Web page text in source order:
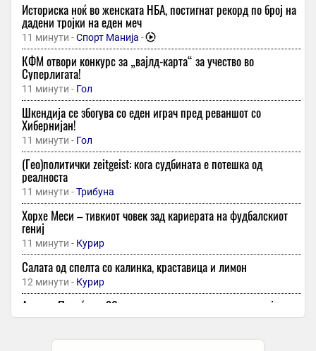
Историска ноќ во женската НБА, постигнат рекорд по број на
дадени тројки на еден меч
11 минути -Спорт Манија -
КФМ отвори конкурс за „вајлд-карта“ за учество во
Суперлигата!
11 минути - Гол
Шкендија се збогува со еден играч пред реваншот со
Хибернијан!
11 минути - Гол
(Гео)политички zeitgeist: кога судбината е потешка од
реалноста
11 минути -Трибуна
Хорхе Меси – тивкиот човек зад кариерата на фудбалскиот
гениј
11 минути - Курир
Салата од спелта со калинка, краставица и лимон
12 минути - Курир
Акцент: Повеќе од 30 години искуство во дигитализација на
деловните процеси и изведувач на националниот проект е-